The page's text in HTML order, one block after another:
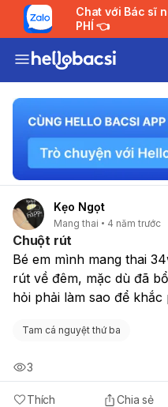
Chat với Bác sĩ ngay 👉 Nhận tư
PHÍ 👈
Kẹo Ngọt
Mang thai 4 năm trước
Chuột rút
Bé em mình mang thai
rút về đêm, mặc dù đã
hỏi phải làm sao để khắc
Tam cá nguyệt thứ ba
Thích Chia sẻ
3